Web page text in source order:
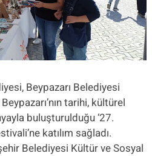
Beypazarı Belediyesi
tarihi, kültürel
buluşturulduğu ‘27.
katılım sağladı.
Belediyesi Kültür ve Sosyal